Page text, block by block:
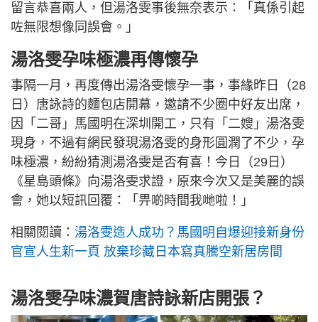
留言恭喜兩人，但湯洛雯事後無奈表示：「真係引起
咗無限想像同誤會。」
湯洛雯孕味極濃再傳懷孕
事隔一月，再度傳出湯洛雯懷孕一事，事緣昨日（28
日）唐詠詩的麵包店開幕，邀請不少圈中好友出席，
因「二哥」馬國明在深圳開工，只有「二嫂」湯洛雯
現身，不過有網民發現湯洛雯的身形圓潤了不少，孕
味極濃，紛紛猜測湯洛雯是否有喜！今日（29日）
《星島頭條》向湯洛雯求證，原來今次又是美麗的誤
會，她以短訊回覆：「畀啲時間我哋啦！」
相關閱讀： 湯洛雯造人成功？馬國明自爆迎接新身份
官宣人生新一頁 放棄珍藏日本寫真騰空新居房間
湯洛雯孕味濃賀唐詩詠新店開張？